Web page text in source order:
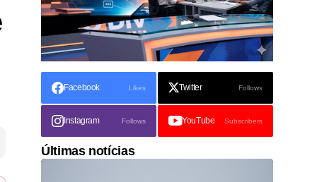
Facebook Likes Twitter Follows
Instagram Follows YouTube Subscribers
Últimas notícias